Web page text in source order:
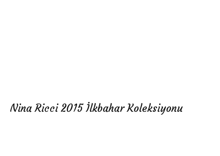
Nina Ricci 2015 İlkbahar Koleksiyonu